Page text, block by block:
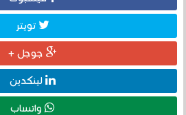
تويتر
جوجل +
لينكدين
واتساب